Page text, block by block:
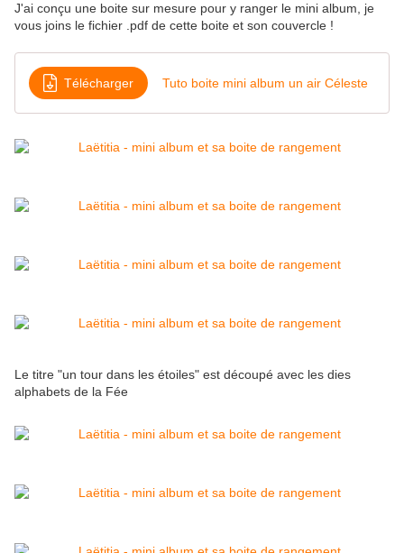
J'ai conçu une boite sur mesure pour y ranger le mini album, je
vous joins le fichier .pdf de cette boite et son couvercle !
Télécharger Tuto boite mini album un air Céleste
Le titre "un tour dans les étoiles" est découpé avec les dies
alphabets de la Fée